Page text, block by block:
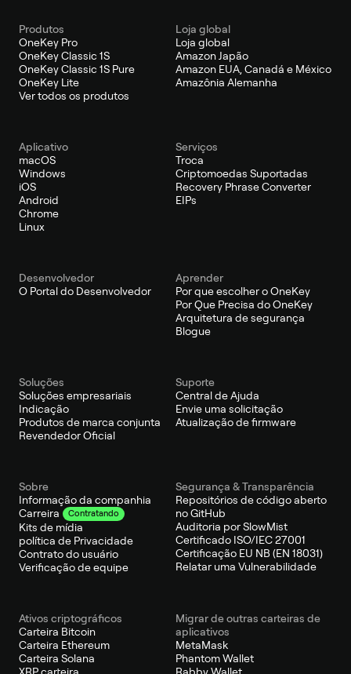
Produtos
OneKey Pro
OneKey Classic 1S
OneKey Classic 1S Pure
OneKey Lite
Ver todos os produtos
Loja global
Loja global
Amazon Japão
Amazon EUA, Canadá e México
Amazônia Alemanha
Aplicativo
macOS
Windows
iOS
Android
Chrome
Linux
Serviços
Troca
Criptomoedas Suportadas
Recovery Phrase Converter
EIPs
Desenvolvedor
O Portal do Desenvolvedor
Aprender
Por que escolher o OneKey
Por Que Precisa do OneKey
Arquitetura de segurança
Blogue
Soluções
Soluções empresariais
Indicação
Produtos de marca conjunta
Revendedor Oficial
Suporte
Central de Ajuda
Envie uma solicitação
Atualização de firmware
Sobre
Informação da companhia
Carreira
Contratando
Kits de mídia
política de Privacidade
Contrato do usuário
Verificação de equipe
Segurança & Transparência
Repositórios de código aberto
no GitHub
Auditoria por SlowMist
Certificado ISO/IEC 27001
Certificação EU NB (EN 18031)
Relatar uma Vulnerabilidade
Ativos criptográficos
Carteira Bitcoin
Carteira Ethereum
Carteira Solana
XRP carteira
Migrar de outras carteiras de
aplicativos
MetaMask
Phantom Wallet
Rabby Wallet